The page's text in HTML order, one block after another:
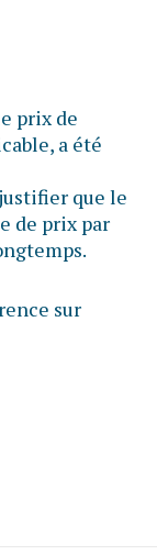
prix de
a été
que le
de prix par
sur